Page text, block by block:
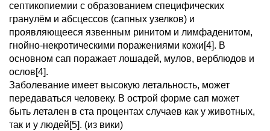
септикопиемии с образованием специфических
гранулём и абсцессов (сапных узелков) и
проявляющееся язвенным ринитом и лимфаденитом,
гнойно-некротическими поражениями кожи[4]. В
основном сап поражает лошадей, мулов, верблюдов и
ослов[4].
Заболевание имеет высокую летальность, может
передаваться человеку. В острой форме сап может
быть летален в ста процентах случаев как у животных,
так и у людей[5]. (из вики)